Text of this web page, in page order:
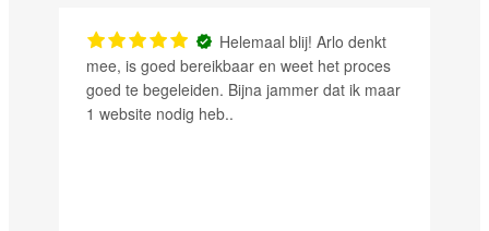
Helemaal blij! Arlo denkt
mee, is goed bereikbaar en weet het proces
goed te begeleiden. Bijna jammer dat ik maar
1 website nodig heb..